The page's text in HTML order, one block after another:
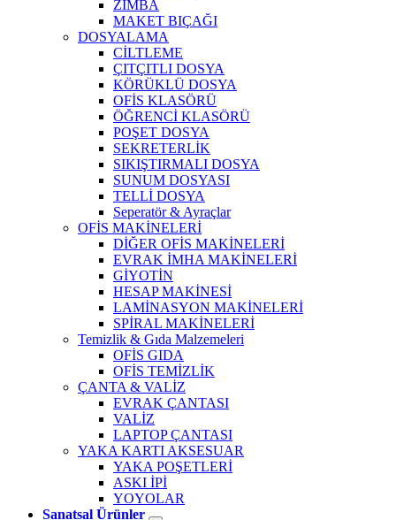
ZIMBA
MAKET BIÇAĞI
DOSYALAMA
CİLTLEME
ÇITÇITLI DOSYA
KÖRÜKLÜ DOSYA
OFİS KLASÖRÜ
ÖĞRENCİ KLASÖRÜ
POŞET DOSYA
SEKRETERLİK
SIKIŞTIRMALI DOSYA
SUNUM DOSYASI
TELLİ DOSYA
Seperatör & Ayraçlar
OFİS MAKİNELERİ
DİĞER OFİS MAKİNELERİ
EVRAK İMHA MAKİNELERİ
GİYOTİN
HESAP MAKİNESİ
LAMİNASYON MAKİNELERİ
SPİRAL MAKİNELERİ
Temizlik & Gıda Malzemeleri
OFİS GIDA
OFİS TEMİZLİK
ÇANTA & VALİZ
EVRAK ÇANTASI
VALİZ
LAPTOP ÇANTASI
YAKA KARTI AKSESUAR
YAKA POŞETLERİ
ASKI İPİ
YOYOLAR
Sanatsal Ürünler